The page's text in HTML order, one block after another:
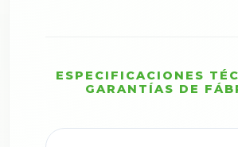
ESPECIFICACIONES
GARANTÍAS DE